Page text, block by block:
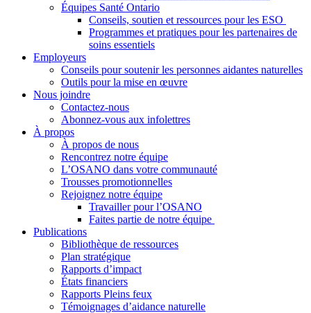
Équipes Santé Ontario
Conseils, soutien et ressources pour les ESO
Programmes et pratiques pour les partenaires de
soins essentiels
Employeurs
Conseils pour soutenir les personnes aidantes naturelles
Outils pour la mise en œuvre
Nous joindre
Contactez-nous
Abonnez-vous aux infolettres
À propos
À propos de nous
Rencontrez notre équipe
L’OSANO dans votre communauté
Trousses promotionnelles
Rejoignez notre équipe
Travailler pour l’OSANO
Faites partie de notre équipe
Publications
Bibliothèque de ressources
Plan stratégique
Rapports d’impact
États financiers
Rapports Pleins feux
Témoignages d’aidance naturelle